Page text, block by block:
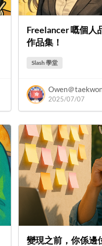
Freelancer 嘅個人
作品集！
Slash 學堂
Owen＠
2025/07/07
變現之前，你係